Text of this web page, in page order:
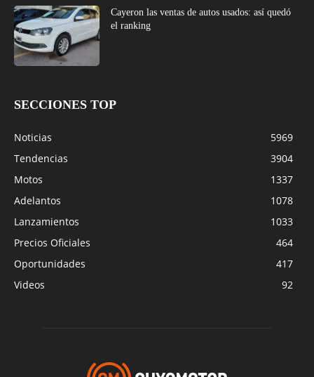
Cayeron las ventas de autos usados: así quedó
el ranking
SECCIONES TOP
Noticias
5969
Tendencias
3904
Motos
1337
Adelantos
1078
Lanzamientos
1033
Precios Oficiales
464
Oportunidades
417
Videos
92